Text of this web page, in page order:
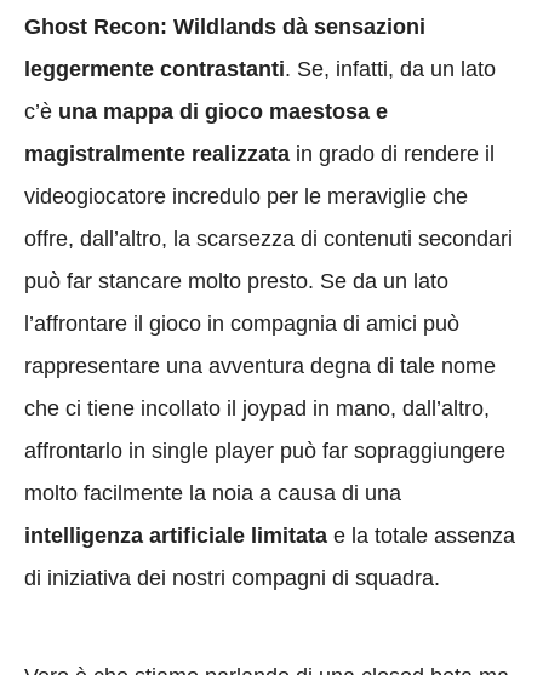
Ghost Recon: Wildlands dà sensazioni
leggermente contrastanti. Se, infatti, da un lato
c’è una mappa di gioco maestosa e
magistralmente realizzata in grado di rendere il
videogiocatore incredulo per le meraviglie che
offre, dall’altro, la scarsezza di contenuti secondari
può far stancare molto presto. Se da un lato
l’affrontare il gioco in compagnia di amici può
rappresentare una avventura degna di tale nome
che ci tiene incollato il joypad in mano, dall’altro,
affrontarlo in single player può far sopraggiungere
molto facilmente la noia a causa di una
intelligenza artificiale limitata e la totale assenza
di iniziativa dei nostri compagni di squadra.